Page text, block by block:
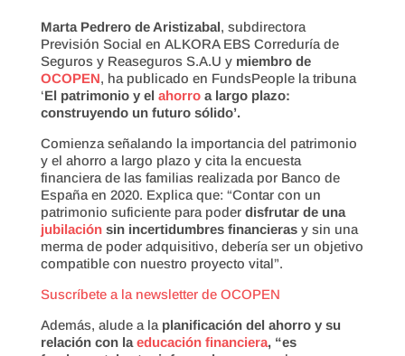
Marta Pedrero de Aristizabal, subdirectora
Previsión Social en ALKORA EBS Correduría de
Seguros y Reaseguros S.A.U y miembro de
OCOPEN, ha publicado en FundsPeople la tribuna
‘El patrimonio y el ahorroa largo plazo:
construyendo un futuro sólido’.
Comienza señalando la importancia del patrimonio
y el ahorro a largo plazo y cita la encuesta
financiera de las familias realizada por Banco de
España en 2020. Explica que: “Contar con un
patrimonio suficiente para poder disfrutar de una
jubilaciónsin incertidumbres financierasy sin una
merma de poder adquisitivo, debería ser un objetivo
compatible con nuestro proyecto vital”.
Suscríbete a la newsletter de OCOPEN
Además, alude a la planificación del ahorro y su
relación con la educación financiera, “es